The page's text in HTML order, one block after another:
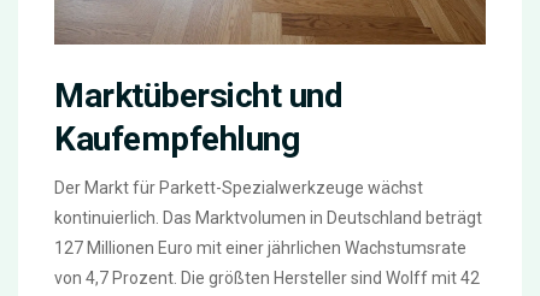
Marktübersicht und
Kaufempfehlung
Der Markt für Parkett-Spezialwerkzeuge wächst
kontinuierlich. Das Marktvolumen in Deutschland beträgt
127 Millionen Euro mit einer jährlichen Wachstumsrate
von 4,7 Prozent. Die größten Hersteller sind Wolff mit 42